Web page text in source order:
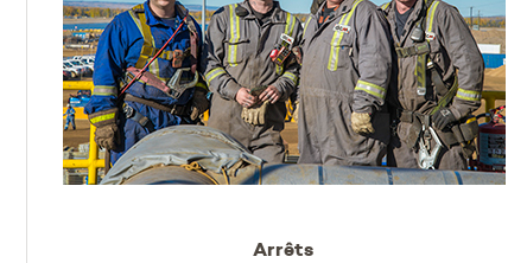
Arrêts